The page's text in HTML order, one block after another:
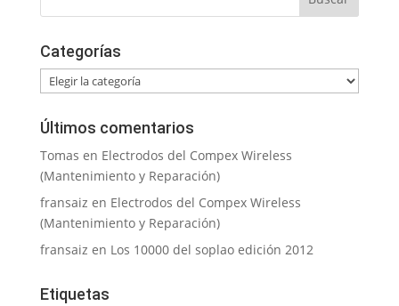
Categorías
Categorías
Últimos comentarios
Tomas en Electrodos del Compex Wireless
(Mantenimiento y Reparación)
fransaiz en Electrodos del Compex Wireless
(Mantenimiento y Reparación)
fransaiz en Los 10000 del soplao edición 2012
Etiquetas